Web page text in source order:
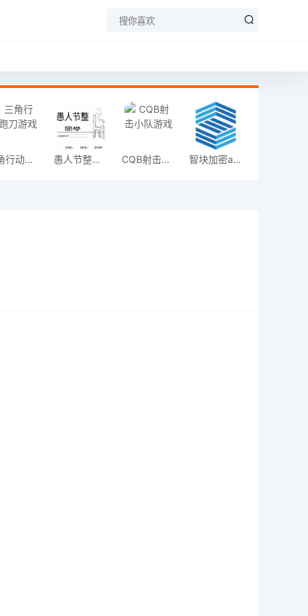
三角行动跑刀游戏 愚人节整同学 CQB射击小队游戏 智块加密app